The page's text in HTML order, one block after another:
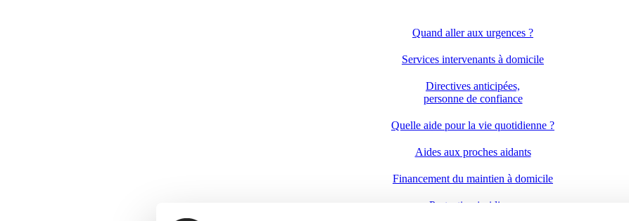
Quand aller aux urgences ?
Services intervenants à domicile
Directives anticipées,
personne de confiance
Quelle aide pour la vie quotidienne ?
Aides aux proches aidants
Financement du maintien à domicile
Protection juridique